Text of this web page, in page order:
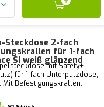
Steckdose 2-fach
für 1-fach
SI weiß glänzend
mit Safety+
für 1-fach Unterputzdose,
Mit Befestigungskrallen.